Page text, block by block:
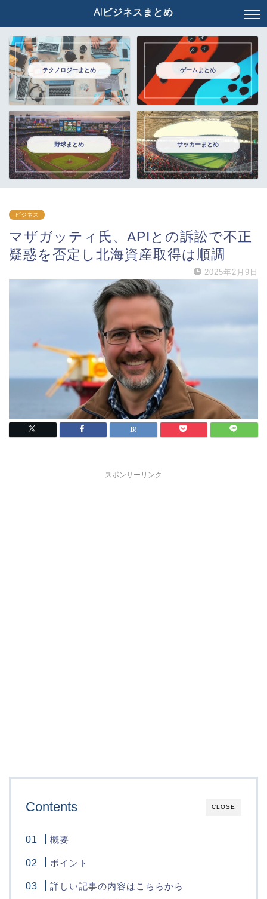
AIビジネスまとめ
テクノロジーまとめ ゲームまとめ
野球まとめ サッカーまとめ
ビジネス
マザガッティ氏、APIとの訴訟で不正
疑惑を否定し北海資産取得は順調
2025年2月9日
スポンサーリンク
CLOSE
Contents
概要
ポイント
詳しい記事の内容はこちらから